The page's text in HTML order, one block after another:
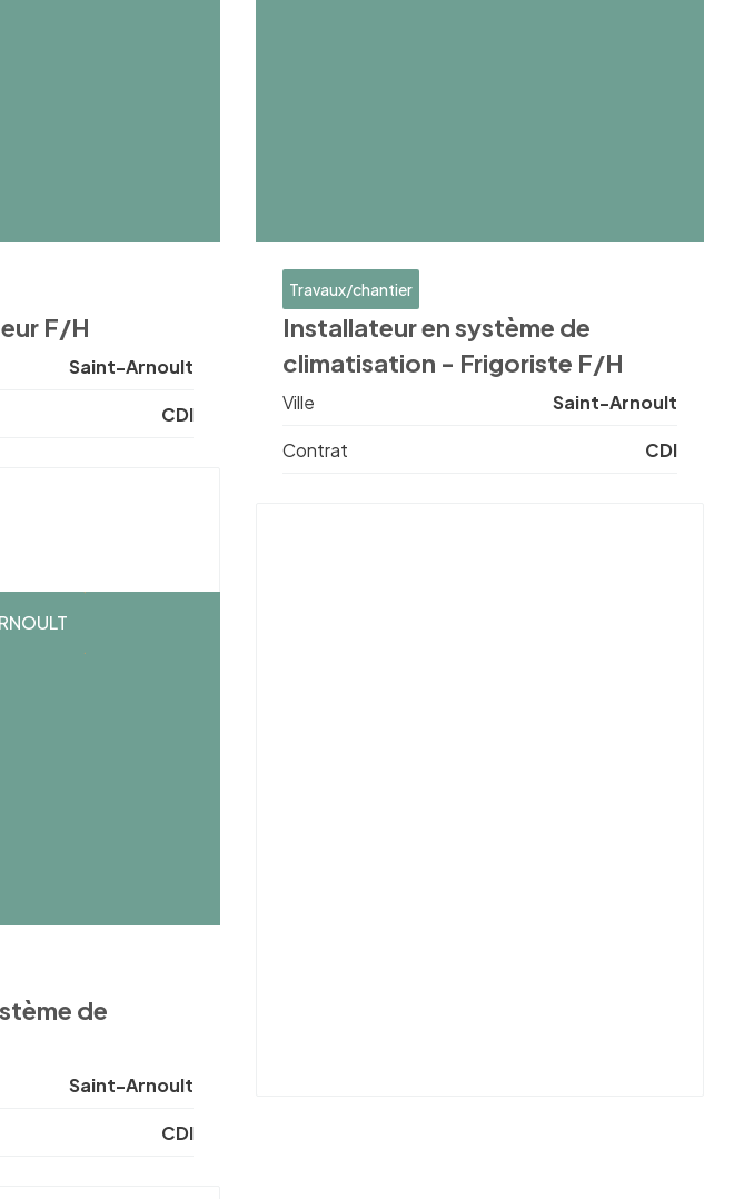
F/H
Saint-Arnoult
CDI
Travaux/chantier
Installateur en système de
climatisation - Frigoriste F/H
Ville Saint-Arnoult
Contrat CDI
de
Saint-Arnoult
CDI